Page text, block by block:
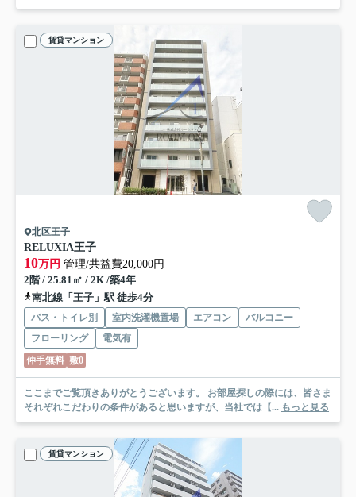
賃貸マンション
北区王子
RELUXIA王子
10万円 管理/共益費20,000円
2階 / 25.81㎡ / 2K /築4年
南北線「王子」駅 徒歩4分
バス・トイレ別 室内洗濯機置場 エアコン
バルコニー
フローリング
電気有
仲手無料 敷0
ここまでご覧頂きありがとうございます。 お部屋探しの際には、皆さま
それぞれこだわりの条件があると思いますが、当社では【... もっと見る
賃貸マンション